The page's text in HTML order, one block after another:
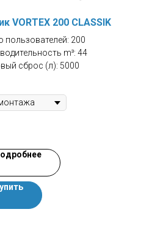
VORTEX 200 CLASSIK
пользователей: 200
m³: 44
сброс (л): 5000